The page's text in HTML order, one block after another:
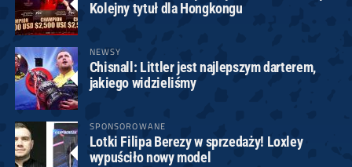
Kolejny tytuł dla Hongkongu
NEWSY
Chisnall: Littler jest najlepszym darterem,
jakiego widzieliśmy
SPONSOROWANE
Lotki Filipa Berezy w sprzedaży! Loxley
wypuściło nowy model